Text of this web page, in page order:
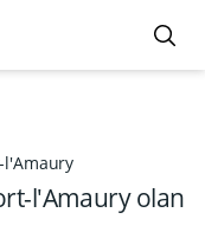
l'Amaury olan